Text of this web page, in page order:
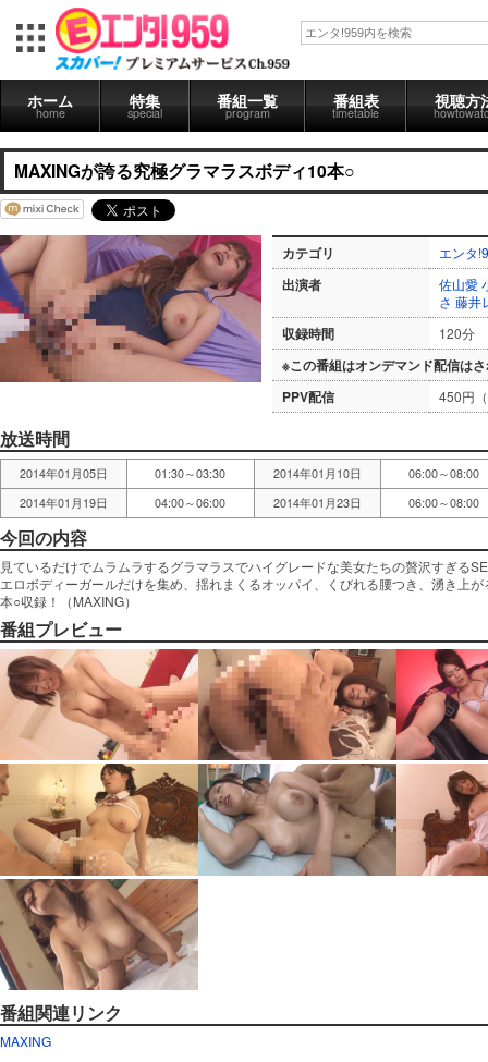
ホーム
home
特集
special
番組一覧
program
番組表
timetable
視聴方
MAXINGが誇る究極グラマラスボディ10本○
カテゴリ エンタ
出演者 佐山愛
さ 藤井
収録時間 120分
※この番組はオンデマンド配信は
PPV配信
450円
放送時間
2014年01月05日 01:30～03:30 2014年01月10日
06:00～08:00
2014年01月19日
04:00～06:00 2014年01月23日 06:00～08:00
今回の内容
見ているだけでムラムラするグラマラスでハイグレードな美女たちの贅沢すぎる
エロボディーガールだけを集め、揺れまくるオッパイ、くびれる腰つき、湧き上
本○収録！（MAXING）
番組プレビュー
番組関連リンク
MAXING